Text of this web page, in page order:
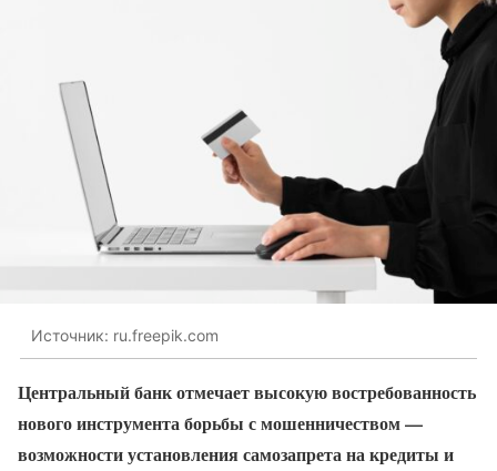
Источник: ru.freepik.com
Центральный банк отмечает высокую востребованность
нового инструмента борьбы с мошенничеством —
возможности установления самозапрета на кредиты и